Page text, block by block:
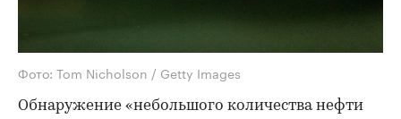
Фото: Tom Nicholson / Getty Images
Обнаружение «небольшого количества нефти